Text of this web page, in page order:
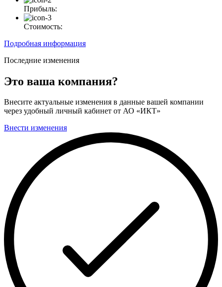
Прибыль:
Стоимость:
Подробная информация
Последние изменения
Это ваша компания?
Внесите актуальные изменения в данные вашей компании
через удобный личный кабинет от АО «ИКТ»
Внести изменения